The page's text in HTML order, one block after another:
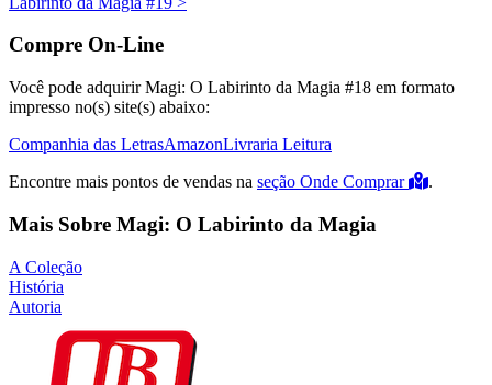
Compre On-Line
Você pode adquirir Magi: O Labirinto da Magia #18 em formato
impresso no(s) site(s) abaixo:
Companhia das LetrasAmazonLivraria Leitura
Encontre mais pontos de vendas na seção Onde Comprar .
Mais Sobre Magi: O Labirinto da Magia
A Coleção
História
Autoria